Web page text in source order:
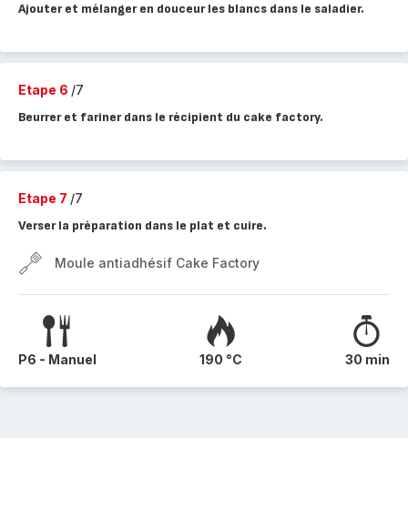
Ajouter et mélanger en douceur les blancs dans le saladier.
Etape 6 /7
Beurrer et fariner dans le récipient du cake factory.
Etape 7 /7
Verser la préparation dans le plat et cuire.
Moule antiadhésif Cake Factory
P6 - Manuel 190 °C 30 min